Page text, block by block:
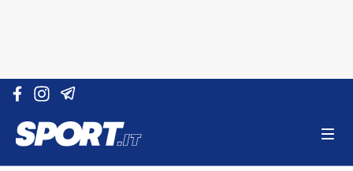
Vai al contenuto